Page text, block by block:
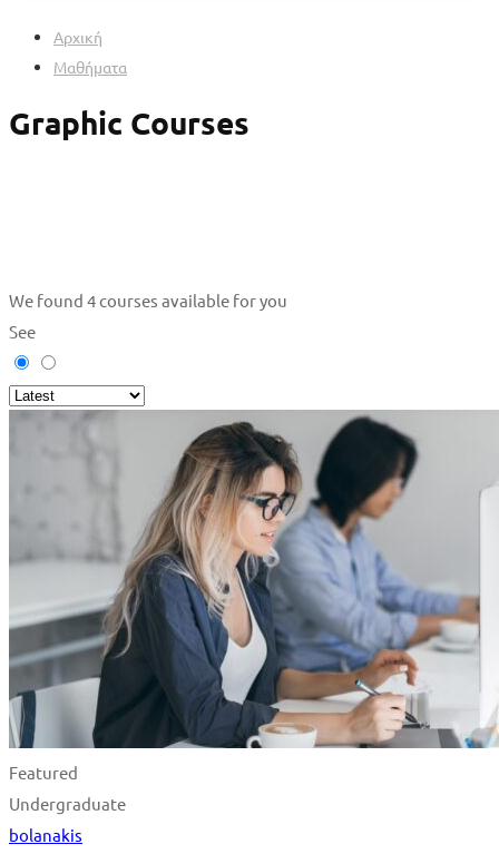
Αρχική
Μαθήματα
Graphic Courses
We found 4courses available for you
See
Featured
Undergraduate
bolanakis